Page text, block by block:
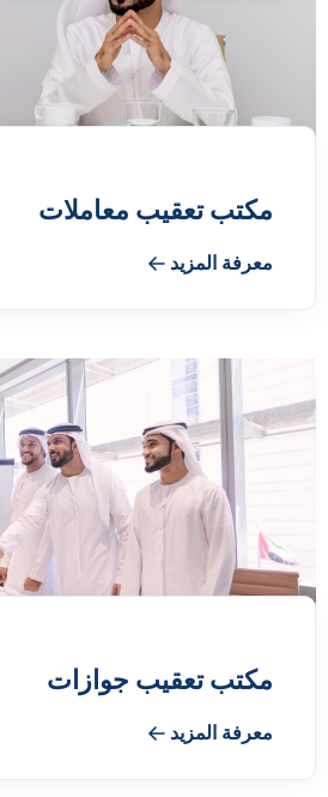
مكتب تعقيب معاملات
معرفة المزيد
مكتب تعقيب جوازات
معرفة المزيد